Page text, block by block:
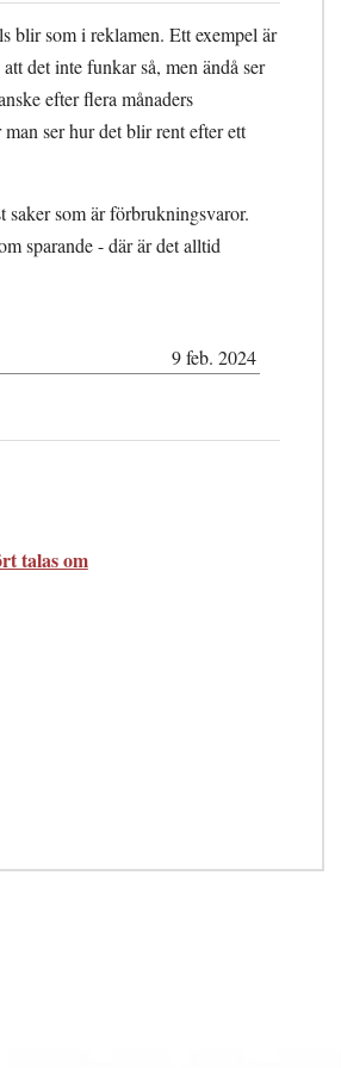
blir som i reklamen. Ett exempel är
det inte funkar så, men ändå ser
efter flera månaders
ser hur det blir rent efter ett
saker som är förbrukningsvaror.
sparande - där är det alltid
9 feb. 2024
talas om